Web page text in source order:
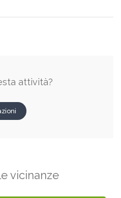
attività?
vicinanze